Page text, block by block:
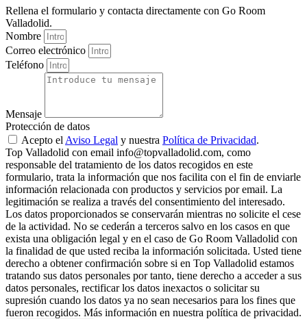
Rellena el formulario y contacta directamente con Go Room
Valladolid.
Nombre
Correo electrónico
Teléfono
Mensaje
Protección de datos
Acepto el Aviso Legal y nuestra Política de Privacidad.
Top Valladolid con email info@topvalladolid.com, como
responsable del tratamiento de los datos recogidos en este
formulario, trata la información que nos facilita con el fin de enviarle
información relacionada con productos y servicios por email. La
legitimación se realiza a través del consentimiento del interesado.
Los datos proporcionados se conservarán mientras no solicite el cese
de la actividad. No se cederán a terceros salvo en los casos en que
exista una obligación legal y en el caso de Go Room Valladolid con
la finalidad de que usted reciba la información solicitada. Usted tiene
derecho a obtener confirmación sobre si en Top Valladolid estamos
tratando sus datos personales por tanto, tiene derecho a acceder a sus
datos personales, rectificar los datos inexactos o solicitar su
supresión cuando los datos ya no sean necesarios para los fines que
fueron recogidos. Más información en nuestra política de privacidad.